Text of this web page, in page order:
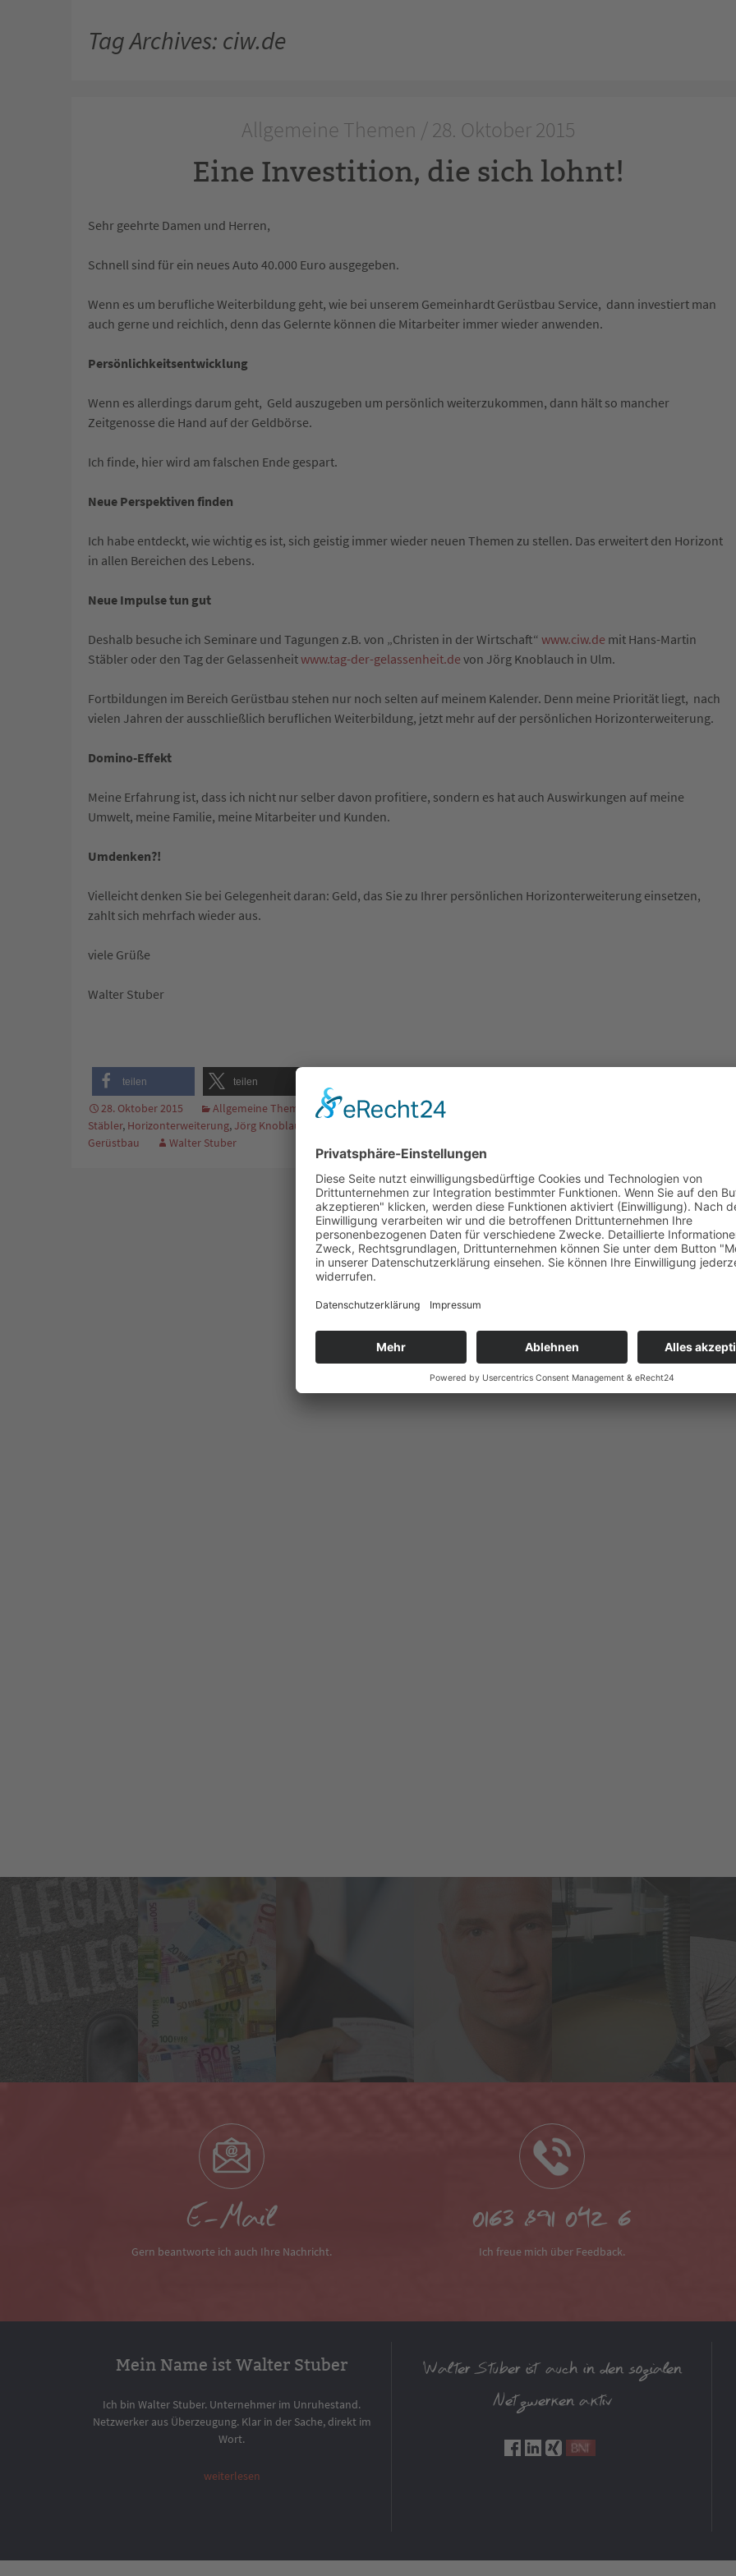
Tag Archives: ciw.de
Allgemeine Themen / 28. Oktober 2015
Eine Investition, die sich lohnt!
Sehr geehrte Damen und Herren,
Schnell sind für ein neues Auto 40.000 Euro ausgegeben.
Wenn es um berufliche Weiterbildung geht, wie bei unserem Gemeinhardt Gerüstbau Service, dann investiert man
auch gerne und reichlich, denn das Gelernte können die Mitarbeiter immer wieder anwenden.
Persönlichkeitsentwicklung
Wenn es allerdings darum geht, Geld auszugeben um persönlich weiterzukommen, dann hält so mancher
Zeitgenosse die Hand auf der Geldbörse.
Ich finde, hier wird am falschen Ende gespart.
Neue Perspektiven finden
Ich habe entdeckt, wie wichtig es ist, sich geistig immer wieder neuen Themen zu stellen. Das erweitert den Horizont
in allen Bereichen des Lebens.
Neue Impulse tun gut
Deshalb besuche ich Seminare und Tagungen z.B. von „Christen in der Wirtschaft“ www.ciw.de mit Hans-Martin
Stäbler oder den Tag der Gelassenheitwww.tag-der-gelassenheit.de von Jörg Knoblauch in Ulm.
Fortbildungen im Bereich Gerüstbau stehen nur noch selten auf meinem Kalender. Denn meine Priorität liegt, nach
vielen Jahren der ausschließlich beruflichen Weiterbildung, jetzt mehr auf der persönlichen Horizonterweiterung.
Domino-Effekt
Meine Erfahrung ist, dass ich nicht nur selber davon profitiere, sondern es hat auch Auswirkungen auf meine
Umwelt, meine Familie, meine Mitarbeiter und Kunden.
Umdenken?!
Vielleicht denken Sie bei Gelegenheit daran: Geld, das Sie zu Ihrer persönlichen Horizonterweiterung einsetzen,
zahlt sich mehrfach wieder aus.
viele Grüße
Walter Stuber
teilen teilen
28. Oktober 2015 Allgemeine Themen Ganz Privat,Mitarbeiter,Über die Gerüstbau Branche
Stäbler, Horizonterweiterung, Jörg Knoblauch
Gerüstbau
Walter Stuber
E-Mail
Gern beantworte ich auch Ihre Nachricht.
0163 891 042 6
Ich freue mich über Feedback.
Mein Name ist Walter Stuber
Ich bin Walter Stuber. Unternehmer im Unruhestand.
Netzwerker aus Überzeugung. Klar in der Sache, direkt im
Wort.
weiterlesen
Walter Stuber ist auch in den sozialen
Netzwerken aktiv